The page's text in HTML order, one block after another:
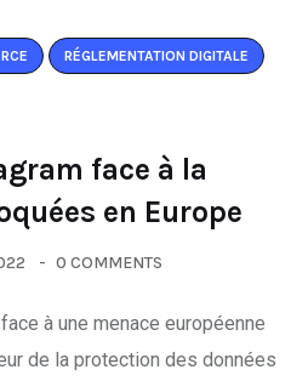
RÉGLEMENTATION DIGITALE
face à la
en Europe
0 COMMENTS
à une menace européenne
de la protection des données